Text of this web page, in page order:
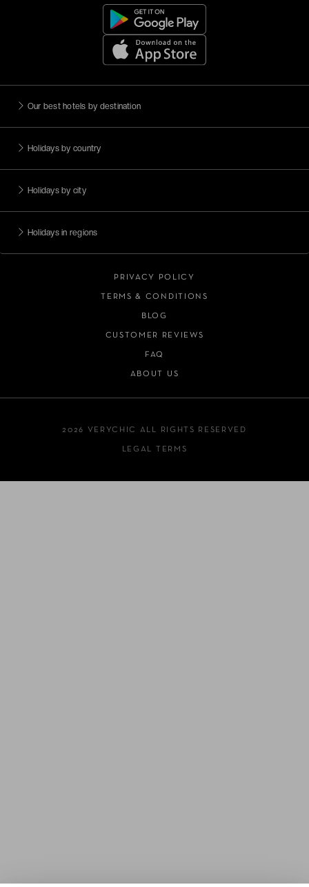
Our best hotels by destination
Holidays by country
Holidays by city
Holidays in regions
PRIVACY POLICY
TERMS & CONDITIONS
BLOG
CUSTOMER REVIEWS
FAQ
ABOUT US
2026 VERYCHIC ALL RIGHTS RESERVED
LEGAL TERMS